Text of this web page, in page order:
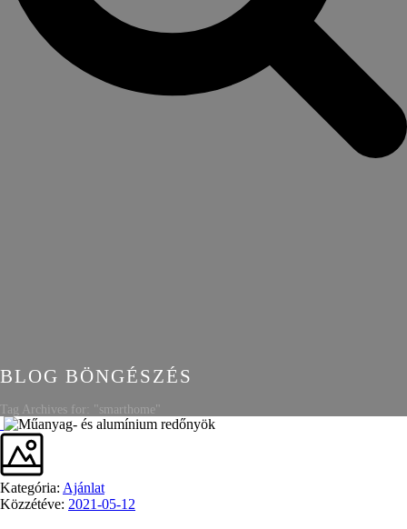
BLOG BÖNGÉSZÉS
Tag Archives for: "smarthome"
Kategória: Ajánlat
Közzétéve: 2021-05-12